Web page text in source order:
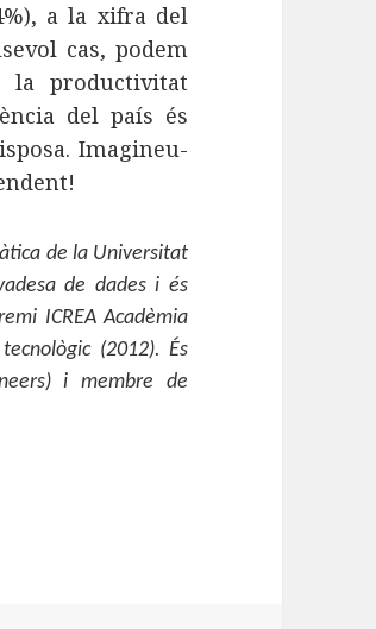
a la xifra del
cas, podem
la productivitat
del país és
Imagineu-
de la Universitat
de dades i és
ICREA Acadèmia
(2012). És
i membre de